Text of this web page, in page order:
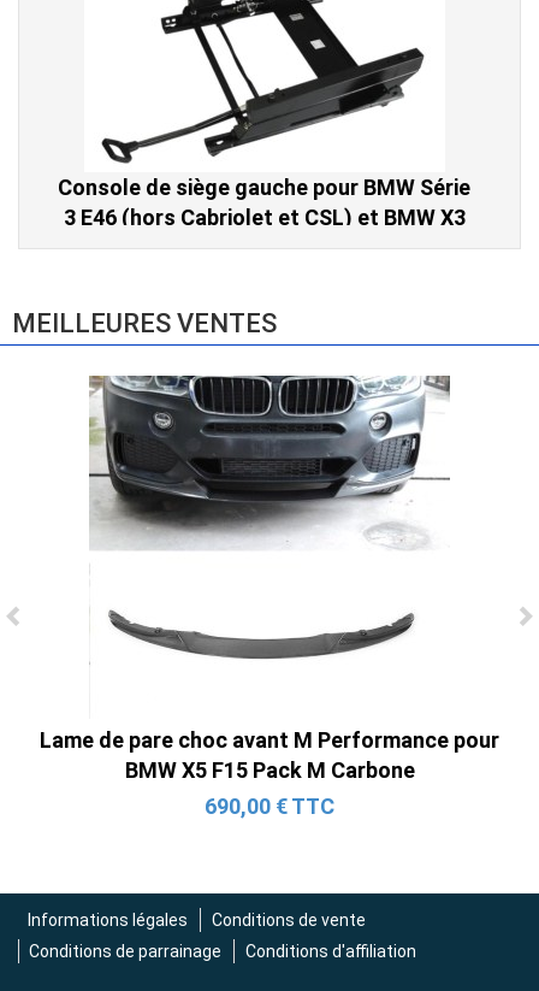
Ligne Cat-Back Active 4 Sorties avec
Tube en H pour Ford Mustang GT & V6
(2015-2023)
Console de siège gauche pour BMW Série
3 E46 (hors Cabriolet et CSL) et BMW X3
E83 (2004-2010)
MEILLEURES VENTES
Lame de pare choc avant M Performance pour
BMW X5 F15 Pack M Carbone
690,00 € TTC
Informations légales
Conditions de vente
Conditions de parrainage
Conditions d'affiliation